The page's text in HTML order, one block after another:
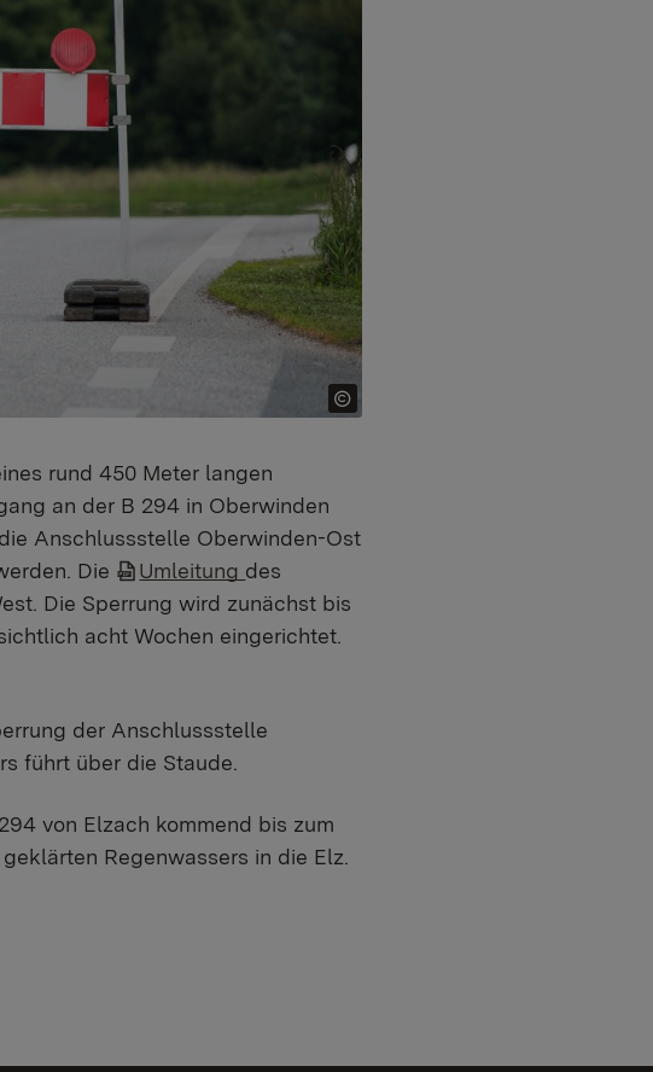
rund 450 Meter langen
an der B 294 in Oberwinden
Anschlussstelle Oberwinden-Ost
Die
Umleitung des
Die Sperrung wird zunächst bis
acht Wochen eingerichtet.
der Anschlussstelle
führt über die Staude.
von Elzach kommend bis zum
Regenwassers in die Elz.